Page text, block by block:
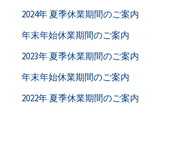
2024年 夏季休業期間のご案内
年末年始休業期間のご案内
2023年 夏季休業期間のご案内
年末年始休業期間のご案内
2022年 夏季休業期間のご案内